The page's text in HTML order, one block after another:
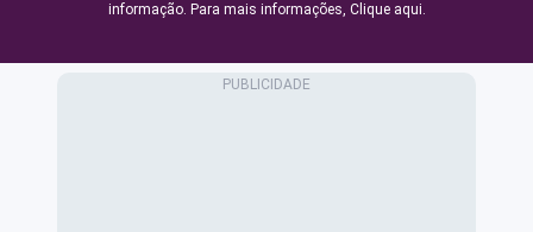
informação. Para mais informações, Clique aqui.